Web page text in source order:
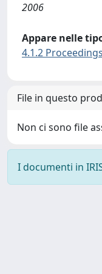
2006
Appare nelle
4.1.2
File in questo
Non ci sono file
I documenti in